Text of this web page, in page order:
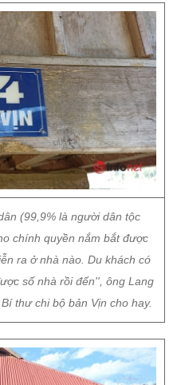
(99,9% là người dân tộc
chính quyền nắm bắt được
ra ở nhà nào. Du khách có
số nhà rồi đến'', ông Lang
thư chi bộ bản Vịn cho hay.